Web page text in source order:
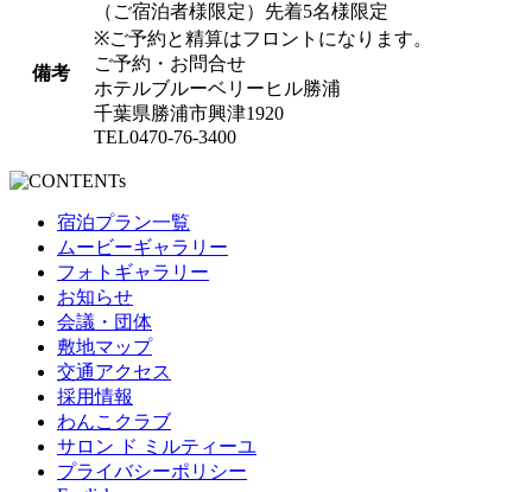
備考
（ご宿泊者様限定）先着5名様限定
※ご予約と精算はフロントになります。
ご予約・お問合せ
ホテルブルーベリーヒル勝浦
千葉県勝浦市興津1920
TEL0470-76-3400
宿泊プラン一覧
ムービーギャラリー
フォトギャラリー
お知らせ
会議・団体
敷地マップ
交通アクセス
採用情報
わんこクラブ
サロン ド ミルティーユ
プライバシーポリシー